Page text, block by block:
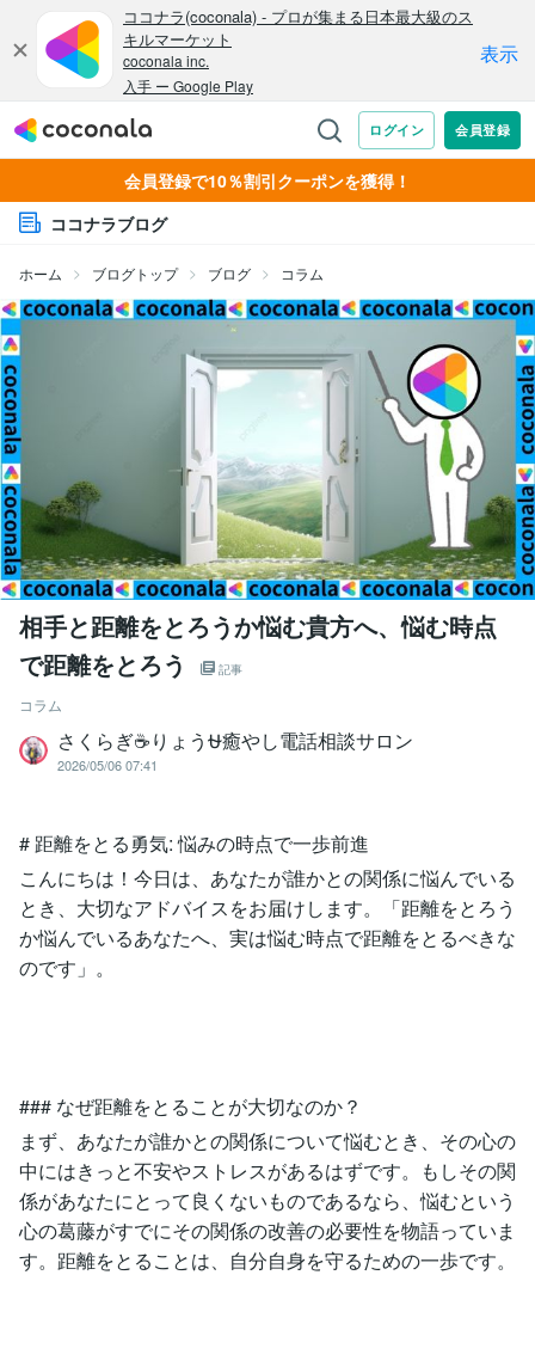
会員登録で10％割引クーポンを獲得！
ココナラブログ
ホーム ブログトップ ブログ コラム
相手と距離をとろうか悩む貴方へ、悩む時点
で距離をとろう
記事
コラム
さくらぎ☕りょう⛎癒やし電話相談サロン
2026/05/06 07:41
# 距離をとる勇気: 悩みの時点で一歩前進
こんにちは！今日は、あなたが誰かとの関係に悩んでいる
とき、大切なアドバイスをお届けします。「距離をとろう
か悩んでいるあなたへ、実は悩む時点で距離をとるべきな
のです」。
### なぜ距離をとることが大切なのか？
まず、あなたが誰かとの関係について悩むとき、その心の
中にはきっと不安やストレスがあるはずです。もしその関
係があなたにとって良くないものであるなら、悩むという
心の葛藤がすでにその関係の改善の必要性を物語っていま
す。距離をとることは、自分自身を守るための一歩です。